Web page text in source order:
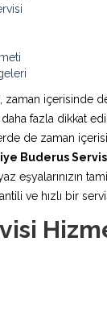
zaman
fazla dikkat
de zaman
Buderus
eşyalarınızın
ve hızlı bir